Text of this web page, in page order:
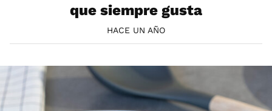
que siempre gusta
HACE UN AÑO